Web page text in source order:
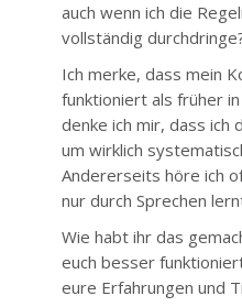
auch wenn ich die
vollständig
Ich merke, dass mein
funktioniert als früher in
denke ich mir, dass
um wirklich
Andererseits höre ich
nur durch Sprechen
Wie habt ihr das
euch besser
eure Erfahrungen und